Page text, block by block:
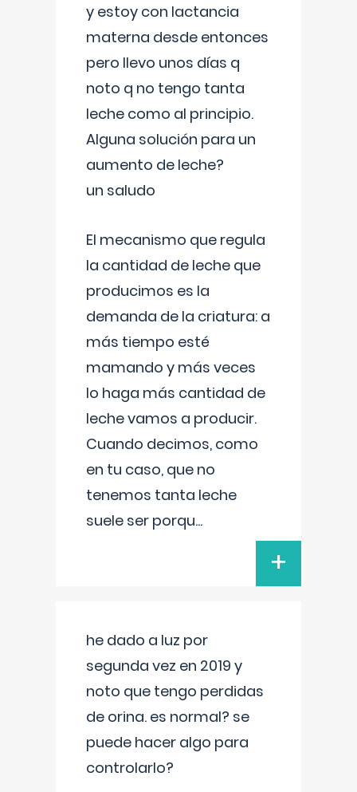
y estoy con lactancia
materna desde entonces
pero llevo unos días q
noto q no tengo tanta
leche como al principio.
Alguna solución para un
aumento de leche?
un saludo
El mecanismo que regula
la cantidad de leche que
producimos es la
demanda de la criatura: a
más tiempo esté
mamando y más veces
lo haga más cantidad de
leche vamos a producir.
Cuando decimos, como
en tu caso, que no
tenemos tanta leche
suele ser porqu...
+
he dado a luz por
segunda vez en 2019 y
noto que tengo perdidas
de orina. es normal? se
puede hacer algo para
controlarlo?